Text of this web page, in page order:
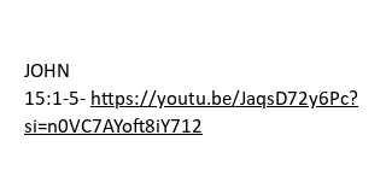
JOHN
15:1-5- https://youtu.be/JaqsD72y6Pc?
si=n0VC7AYoft8iY712